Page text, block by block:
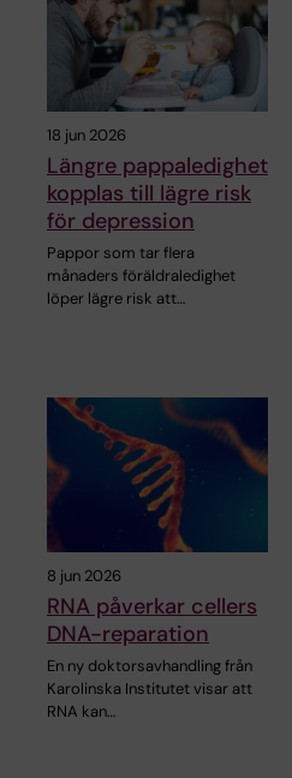
18 jun 2026
Längre pappaledighet
kopplas till lägre risk
för depression
Pappor som tar flera
månaders föräldraledighet
löper lägre risk att…
8 jun 2026
RNA påverkar cellers
DNA-reparation
En ny doktorsavhandling från
Karolinska Institutet visar att
RNA kan…